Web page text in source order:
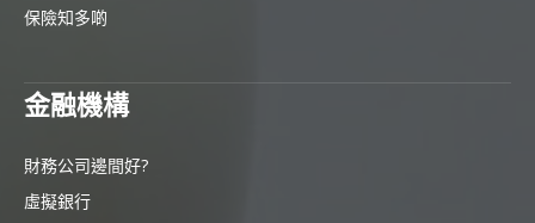
保險知多啲
金融機構
財務公司邊間好?
虛擬銀行